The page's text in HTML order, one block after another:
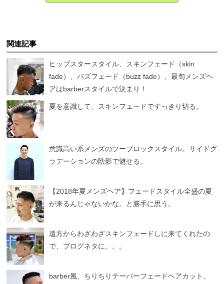
関連記事
ヒップスタースタイル、スキンフェード（skin
fade）、バズフェード（buzz fade）、最旬メンズヘ
アはbarberスタイルで決まり！
夏を意識して、スキンフェードですっきり切る。
意識高い系メンズのツーブロックスタイル。サイドグ
ラデーションの陰影で魅せる。
【2018年夏メンズヘア】フェードスタイル全盛の夏
が来るんじゃないかな。と勝手に思う。
遠方からわざわざスキンフェードしに来てくれたの
で、ブログネタに。。。
barber風、ちりちりテーパーフェードヘアカット。